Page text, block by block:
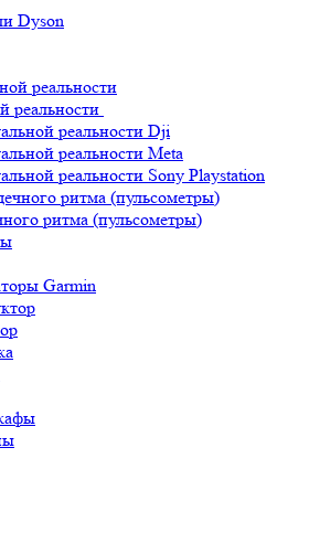
Dyson
реальности
реальности Dji
реальности Meta
реальности Sony Playstation
ритма (пульсометры)
Garmin